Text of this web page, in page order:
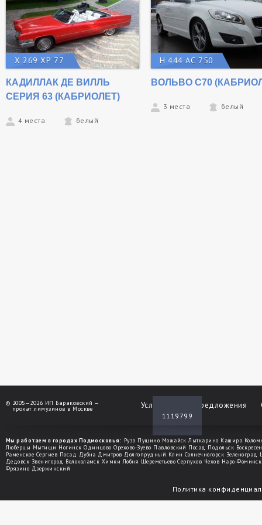
Х 269 ХР 77
КАДИЛЛАК ДЕ ВИЛЛЬ
СЕРИЯ 63 (КАБРИОЛЕТ)
4 места белый
Н 444 АС 750
ВОЛЬВО С70
3 места белый
Услуги Спецпредложения
1119799
© 2005—2026 ИП Бараковский —
прокат лимузинов в Москве
Мы работаем в городах Подмосковья: Руза Пущино Можайск Лыткарино Кашира
Люберцы Мытищи Ногинск Одинцово Орехово-Зуево Павловский Посад Подольск
Раменское Сергиев Посад Дубна Дмитров Долгопрудный Клин Солнечногорск Зеленоград
Дедовск Звенигород Волоколамск Химки Лобня Шереметьево Серпухов Чехов Наро-Фоминск
Фрязино Дзержинский
Политика